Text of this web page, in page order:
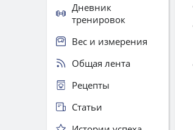
Дневник
тренировок
Вес и измерения
Общая лента
Рецепты
Статьи